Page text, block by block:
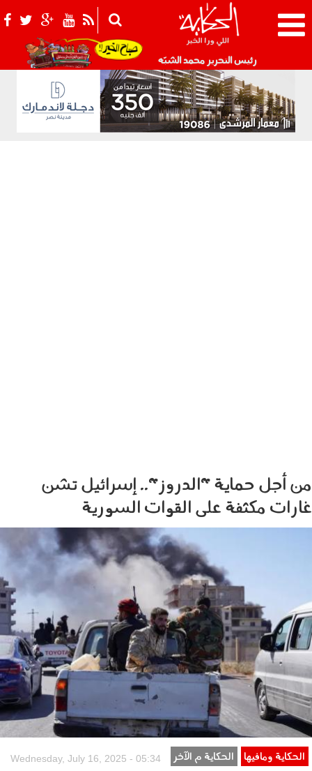
رئيس التحرير محمد الشبّه 021_2.png
من أجل حماية "الدروز".. إسرائيل تشن
غارات مكثفة على القوات السورية
الحكاية ومافيها الحكاية م الآخر Wednesday, July 16, 2025 - 05:34